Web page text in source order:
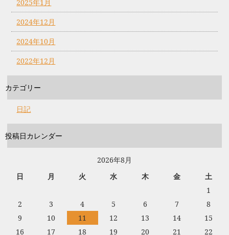
2025年1月
2024年12月
2024年10月
2022年12月
カテゴリー
日記
投稿日カレンダー
2026年8月
日
月 火 水 木 金
土
1
2
3 4 5 6 7
8
9
10 11 12 13 14
15
16
17 18 19 20 21 22